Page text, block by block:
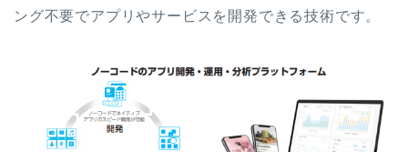
ング不要でアプリやサービスを開発できる技術です。